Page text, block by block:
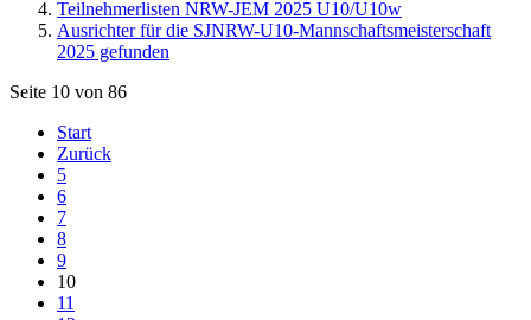
Teilnehmerlisten NRW-JEM 2025 U10/U10w
Ausrichter für die SJNRW-U10-Mannschaftsmeisterschaft
2025 gefunden
Seite 10 von 86
Start
Zurück
5
6
7
8
9
10
11